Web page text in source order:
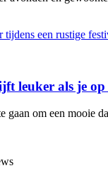
leuker als je
gaan om een mooie